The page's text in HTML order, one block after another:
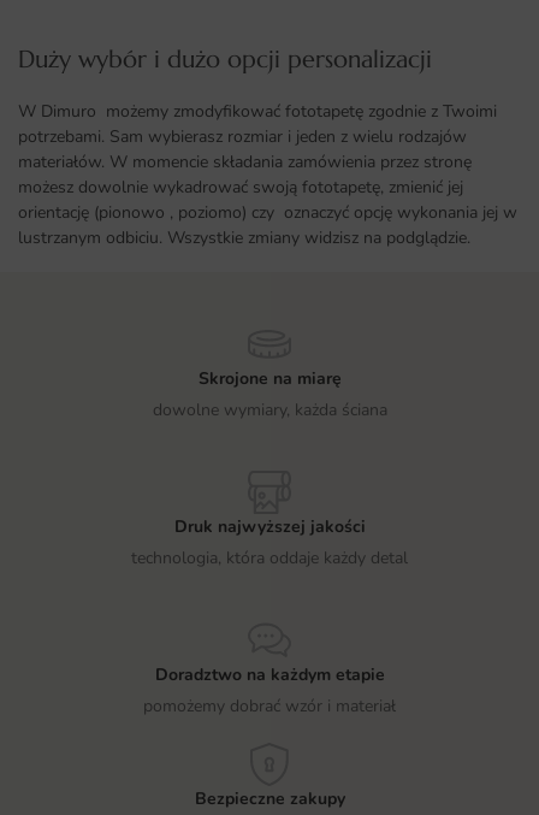
Duży wybór i dużo opcji personalizacji ​
W Dimuro możemy zmodyfikować fototapetę zgodnie z Twoimi
potrzebami. Sam wybierasz rozmiar i jeden z wielu rodzajów
materiałów. W momencie składania zamówienia przez stronę
możesz dowolnie wykadrować swoją fototapetę, zmienić jej
orientację (pionowo , poziomo) czy oznaczyć opcję wykonania jej w
lustrzanym odbiciu. Wszystkie zmiany widzisz na podglądzie.
Skrojone na miarę
dowolne wymiary, każda ściana
Druk najwyższej jakości
technologia, która oddaje każdy detal
Doradztwo na każdym etapie
pomożemy dobrać wzór i materiał
Bezpieczne zakupy